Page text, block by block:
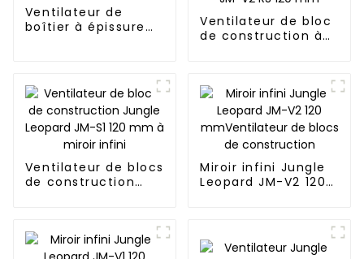
Ventilateur de
boîtier à épissure
Ventilateur de bloc
de construction à
Ventilateur de blocs
de construction
Miroir infini Jungle
Leopard JM-V2 120